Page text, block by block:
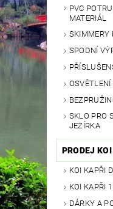
PVC
MATERIÁL
SKIMMERY
SPODNÍ
SKLO PRO
JEZÍRKA
PRODEJ
KOI KAPŘI
KOI KAPŘI
DÁRKY A